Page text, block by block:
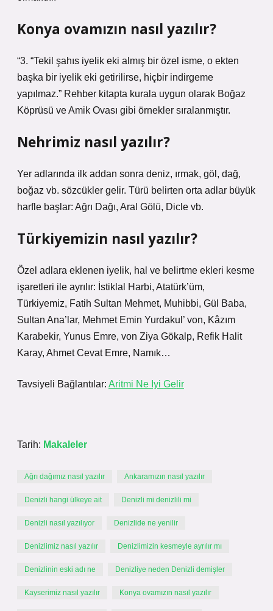
Konya ovamızın nasıl yazılır?
“3. “Tekil şahıs iyelik eki almış bir özel isme, o ekten
başka bir iyelik eki getirilirse, hiçbir indirgeme
yapılmaz.” Rehber kitapta kurala uygun olarak Boğaz
Köprüsü ve Amik Ovası gibi örnekler sıralanmıştır.
Nehrimiz nasıl yazılır?
Yer adlarında ilk addan sonra deniz, ırmak, göl, dağ,
boğaz vb. sözcükler gelir. Türü belirten orta adlar büyük
harfle başlar: Ağrı Dağı, Aral Gölü, Dicle vb.
Türkiyemizin nasıl yazılır?
Özel adlara eklenen iyelik, hal ve belirtme ekleri kesme
işaretleri ile ayrılır: İstiklal Harbi, Atatürk’üm,
Türkiyemiz, Fatih Sultan Mehmet, Muhibbi, Gül Baba,
Sultan Ana’lar, Mehmet Emin Yurdakul’ von, Kâzım
Karabekir, Yunus Emre, von Ziya Gökalp, Refik Halit
Karay, Ahmet Cevat Emre, Namık…
Tavsiyeli Bağlantılar: Aritmi Ne Iyi Gelir
Tarih: Makaleler
Ağrı dağımız nasıl yazılır Ankaramızın nasıl yazılır
Denizli hangi ülkeye ait Denizli mi denizlili mi
Denizli nasıl yazılıyor Denizlide ne yenilir
Denizlimiz nasıl yazılır Denizlimizin kesmeyle ayrılır mı
Denizlinin eski adı ne Denizliye neden Denizli demişler
Kayserimiz nasıl yazılır Konya ovamızın nasıl yazılır